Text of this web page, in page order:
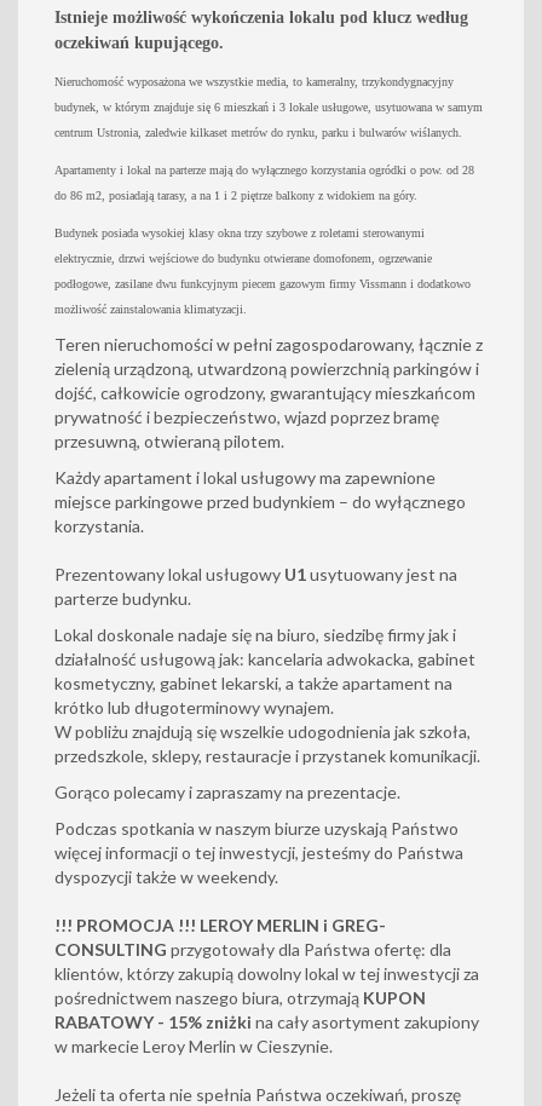
Istnieje możliwość wykończenia lokalu pod klucz według
oczekiwań kupującego.
Nieruchomość wyposażona we wszystkie media, to kameralny, trzykondygnacyjny
budynek, w którym znajduje się 6 mieszkań i 3 lokale usługowe, usytuowana w samym
centrum Ustronia, zaledwie kilkaset metrów do rynku, parku i bulwarów wiślanych.
Apartamenty i lokal na parterze mają do wyłącznego korzystania ogródki o pow. od 28
do 86 m2, posiadają tarasy, a na 1 i 2 piętrze balkony z widokiem na góry.
Budynek posiada wysokiej klasy okna trzy szybowe z roletami sterowanymi
elektrycznie, drzwi wejściowe do budynku otwierane domofonem, ogrzewanie
podłogowe, zasilane dwu funkcyjnym piecem gazowym firmy Vissmann i dodatkowo
możliwość zainstalowania klimatyzacji.
Teren nieruchomości w pełni zagospodarowany, łącznie z
zielenią urządzoną, utwardzoną powierzchnią parkingów i
dojść, całkowicie ogrodzony, gwarantujący mieszkańcom
prywatność i bezpieczeństwo, wjazd poprzez bramę
przesuwną, otwieraną pilotem.
Każdy apartament i lokal usługowy ma zapewnione
miejsce parkingowe przed budynkiem – do wyłącznego
korzystania.
Prezentowany lokal usługowy U1usytuowany jest na
parterze budynku.
Lokal doskonale nadaje się na biuro, siedzibę firmy jak i
działalność usługową jak: kancelaria adwokacka, gabinet
kosmetyczny, gabinet lekarski, a także apartament na
krótko lub długoterminowy wynajem.
W pobliżu znajdują się wszelkie udogodnienia jak szkoła,
przedszkole, sklepy, restauracje i przystanek komunikacji.
Gorąco polecamy i zapraszamy na prezentacje.
Podczas spotkania w naszym biurze uzyskają Państwo
więcej informacji o tej inwestycji, jesteśmy do Państwa
dyspozycji także w weekendy.
!!! PROMOCJA !!! LEROY MERLIN i GREG-
CONSULTING przygotowały dla Państwa ofertę: dla
klientów, którzy zakupią dowolny lokal w tej inwestycji za
pośrednictwem naszego biura, otrzymają KUPON
RABATOWY - 15% zniżki na cały asortyment zakupiony
w markecie Leroy Merlin w Cieszynie.
Jeżeli ta oferta nie spełnia Państwa oczekiwań, proszę